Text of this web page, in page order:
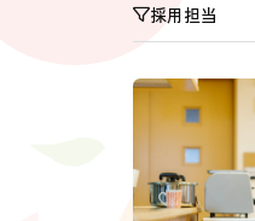
採用担当